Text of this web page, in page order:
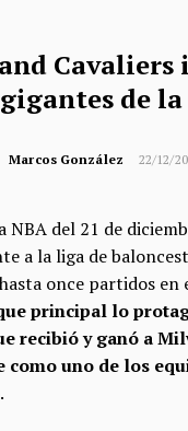
Cavaliers
gigantes de la
Marcos González 22/12/
NBA del 21 de
a la liga de
once partidos en
principal lo
recibió y ganó a
como uno de los
.